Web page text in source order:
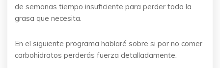
de semanas tiempo insuficiente para perder toda la
grasa que necesita.
En el siguiente programa hablaré sobre si por no comer
carbohidratos perderás fuerza detalladamente.